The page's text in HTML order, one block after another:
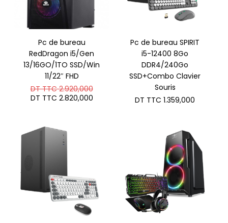
Pc de bureau
RedDragon i5/Gen
13/16GO/1TO SSD/Win
11/22″ FHD
DT TTC2.920,000Le
prix
DT TTC 2.820,000Le
Pc de bureau SPIRIT
i5-12400 8Go
DDR4/240Go
SSD+Combo Clavier
Souris
DT TTC 1.359,000